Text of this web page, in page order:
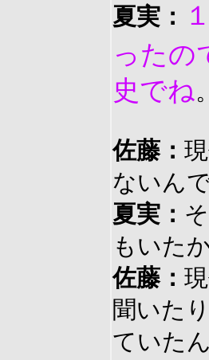
夏実：
ったの
史でね
佐藤：
ないん
夏実：
もいた
佐藤：
聞いた
ていた